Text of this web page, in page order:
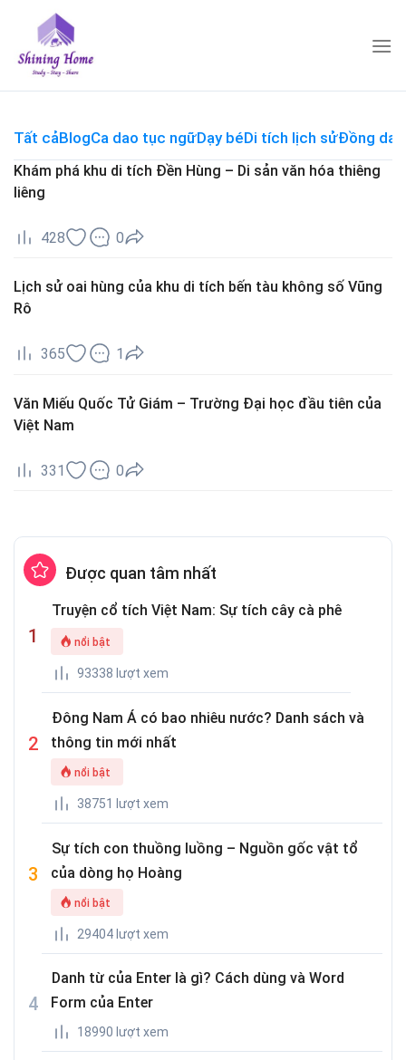
content
Tất cảBlogCa dao tục ngữDạy béDi tích lịch sửĐồng dao
Khám phá khu di tích Đền Hùng – Di sản văn hóa thiêng
liêng
428 0
Lịch sử oai hùng của khu di tích bến tàu không số Vũng
Rô
365 1
Văn Miếu Quốc Tử Giám – Trường Đại học đầu tiên của
Việt Nam
331 0
Được quan tâm nhất
Truyện cổ tích Việt Nam: Sự tích cây cà phê
nổi bật
93338 lượt xem
Đông Nam Á có bao nhiêu nước? Danh sách và
thông tin mới nhất
nổi bật
38751 lượt xem
Sự tích con thuồng luồng – Nguồn gốc vật tổ
của dòng họ Hoàng
nổi bật
29404 lượt xem
Danh từ của Enter là gì? Cách dùng và Word
Form của Enter
18990 lượt xem